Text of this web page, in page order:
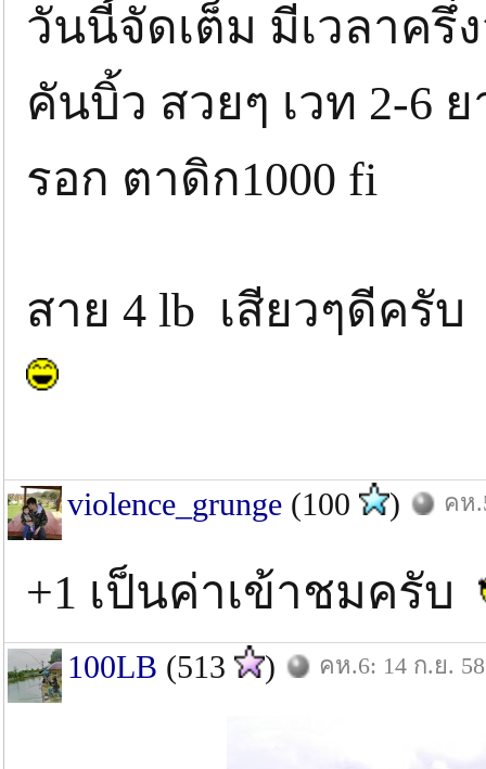
วันนี้จัดเต็ม มีเวลาครึ่
คันบิ้ว สวยๆ เวท 2-6 ย
รอก ตาดิก1000 fi
สาย 4 lb เสียวๆดีครับ
violence_grunge (100 ) คห
+1 เป็นค่าเข้าชมครับ
100LB (513 ) คห.6: 14 ก.ย. 58